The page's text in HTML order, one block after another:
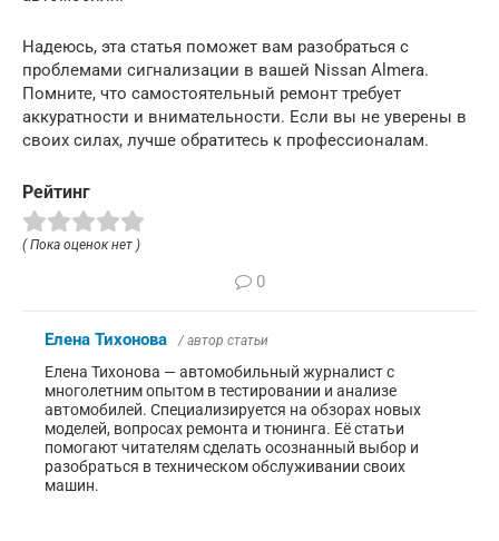
Надеюсь, эта статья поможет вам разобраться с
проблемами сигнализации в вашей Nissan Almera.
Помните, что самостоятельный ремонт требует
аккуратности и внимательности. Если вы не уверены в
своих силах, лучше обратитесь к профессионалам.
Рейтинг
( Пока оценок нет )
0
Елена Тихонова / автор статьи
Елена Тихонова — автомобильный журналист с
многолетним опытом в тестировании и анализе
автомобилей. Специализируется на обзорах новых
моделей, вопросах ремонта и тюнинга. Её статьи
помогают читателям сделать осознанный выбор и
разобраться в техническом обслуживании своих
машин.